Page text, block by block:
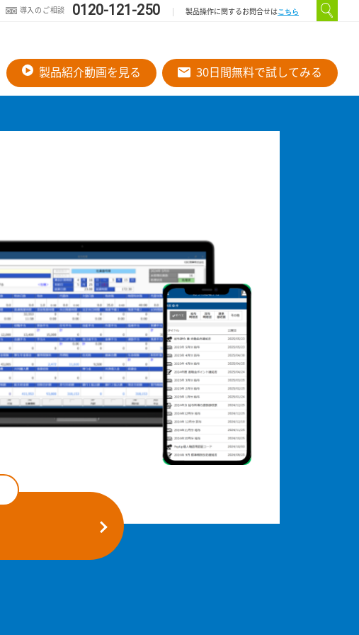
導入のご相談 0120-121-250 製品操作に関するお問合せは こちら
製品紹介動画を見る 30日間無料で試してみる